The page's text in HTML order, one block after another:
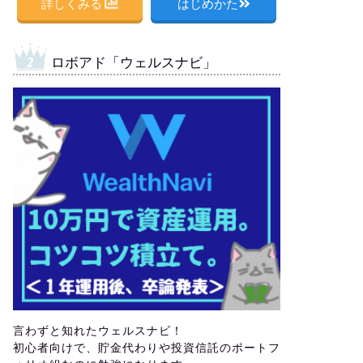
詳しくみる はじめかた
ロボアド「ウェルスナビ」
言わずと知れたウェルスナビ！
初心者向けで、貯金代わりや投資信託のポートフ